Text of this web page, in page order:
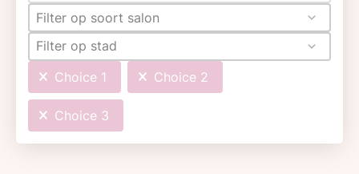
Filter op soort salon
Filter op stad
Choice 1
Choice 2
Choice 3